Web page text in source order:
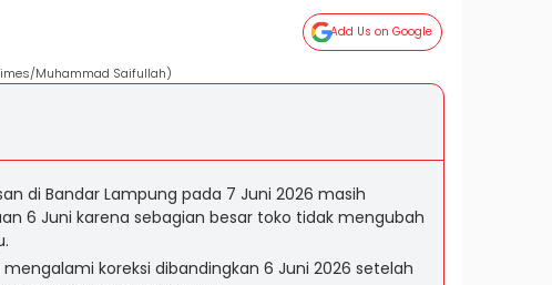
Add Us on Google
Muhammad Saifullah)
di Bandar Lampung pada 7 Juni 2026 masih
6 Juni karena sebagian besar toko tidak mengubah
koreksi dibandingkan 6 Juni 2026 setelah